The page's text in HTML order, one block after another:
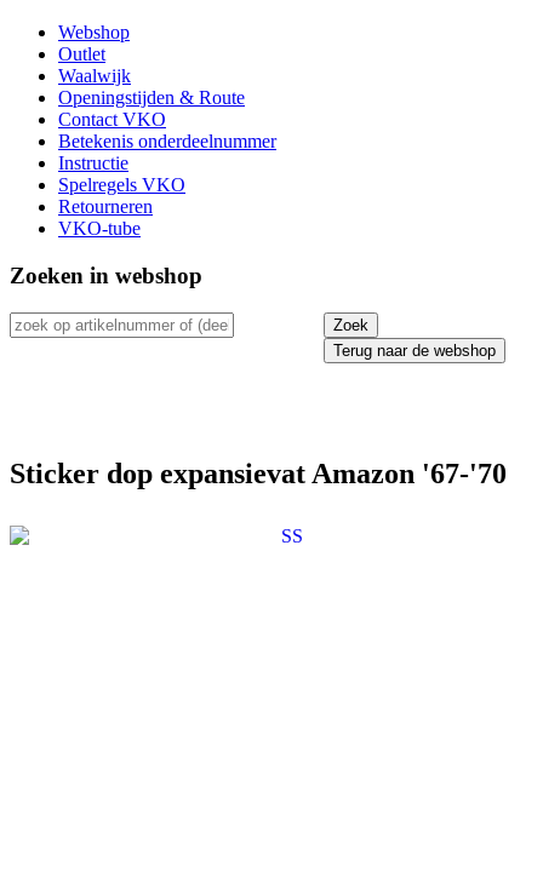
Webshop
Outlet
Waalwijk
Openingstijden & Route
Contact VKO
Betekenis onderdeelnummer
Instructie
Spelregels VKO
Retourneren
VKO-tube
Zoeken in webshop
Terug naar de webshop
Sticker dop expansievat Amazon '67-'70